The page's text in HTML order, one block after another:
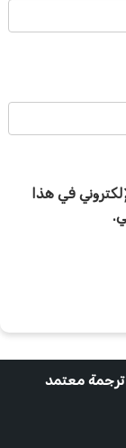
في هذا
معتمد